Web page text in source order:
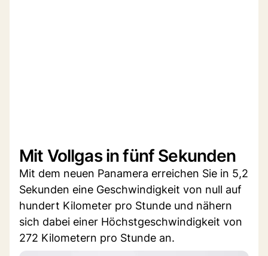
Mit Vollgas in fünf Sekunden
Mit dem neuen Panamera erreichen Sie in 5,2
Sekunden eine Geschwindigkeit von null auf
hundert Kilometer pro Stunde und nähern
sich dabei einer Höchstgeschwindigkeit von
272 Kilometern pro Stunde an.